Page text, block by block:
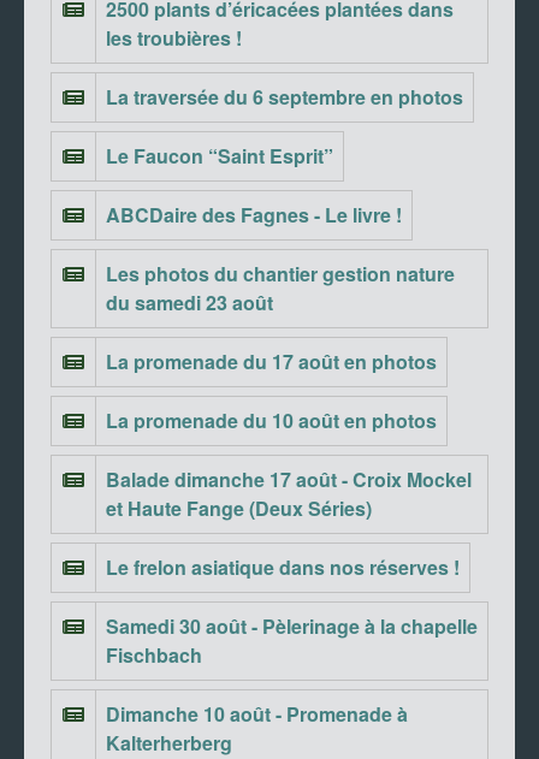
2500 plants d’éricacées plantées dans
les troubières !
La traversée du 6 septembre en photos
Le Faucon “Saint Esprit”
ABCDaire des Fagnes - Le livre !
Les photos du chantier gestion nature
du samedi 23 août
La promenade du 17 août en photos
La promenade du 10 août en photos
Balade dimanche 17 août - Croix Mockel
et Haute Fange (Deux Séries)
Le frelon asiatique dans nos réserves !
Samedi 30 août - Pèlerinage à la chapelle
Fischbach
Dimanche 10 août - Promenade à
Kalterherberg